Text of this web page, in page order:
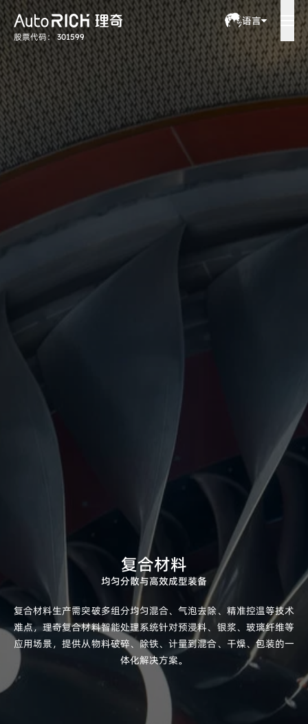
股票代码： 301599
语言
复合材料
均匀分散与高效成型装备
复合材料生产需突破多组分均匀混合、气泡去除、精准控温等技术
难点，理奇复合材料智能处理系统针对预浸料、银浆、玻璃纤维等
应用场景，提供从物料破碎、除铁、计量到混合、干燥、包装的一
体化解决方案。